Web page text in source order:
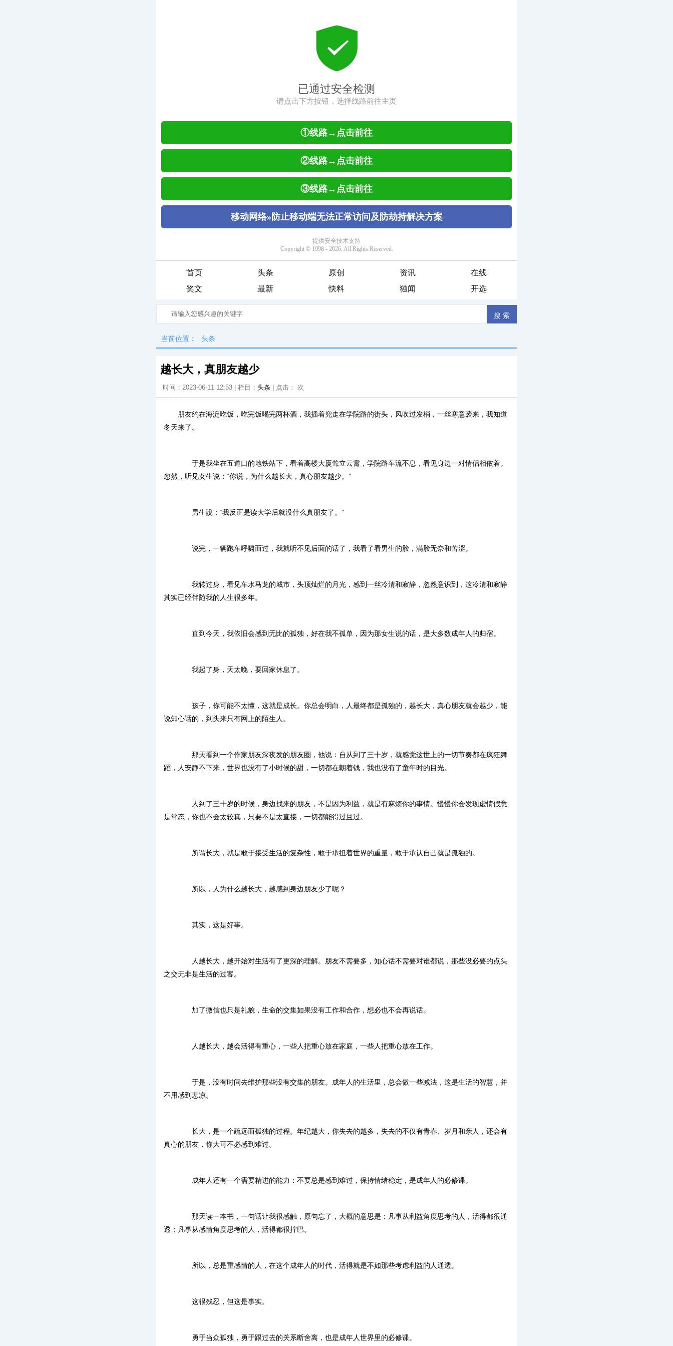
首页 头条 原创 资讯
在线
奖文
最新 快料 独闻 开选
当前位置： 头条
越长大，真朋友越少
时间：2023-06-11 12:53 | 栏目： 头条 | 点击： 次
朋友约在海淀吃饭，吃完饭喝完两杯酒，我插着兜走在学院路的街头，风吹过发梢，一丝寒意袭来，我知道
冬天来了。
于是我坐在五道口的地铁站下，看着高楼大厦耸立云霄，学院路车流不息，看见身边一对情侣相依着。
忽然，听见女生说：“你说，为什么越长大，真心朋友越少。”
男生說：“我反正是读大学后就没什么真朋友了。”
说完，一辆跑车呼啸而过，我就听不见后面的话了，我看了看男生的脸，满脸无奈和苦涩。
我转过身，看见车水马龙的城市，头顶灿烂的月光，感到一丝冷清和寂静，忽然意识到，这冷清和寂静
其实已经伴随我的人生很多年。
直到今天，我依旧会感到无比的孤独，好在我不孤单，因为那女生说的话，是大多数成年人的归宿。
我起了身，天太晚，要回家休息了。
孩子，你可能不太懂，这就是成长。你总会明白，人最终都是孤独的，越长大，真心朋友就会越少，能
说知心话的，到头来只有网上的陌生人。
那天看到一个作家朋友深夜发的朋友圈，他说：自从到了三十岁，就感觉这世上的一切节奏都在疯狂舞
蹈，人安静不下来，世界也没有了小时候的甜，一切都在朝着钱，我也没有了童年时的目光。
人到了三十岁的时候，身边找来的朋友，不是因为利益，就是有麻烦你的事情。慢慢你会发现虚情假意
是常态，你也不会太较真，只要不是太直接，一切都能得过且过。
所谓长大，就是敢于接受生活的复杂性，敢于承担着世界的重量，敢于承认自己就是孤独的。
所以，人为什么越长大，越感到身边朋友少了呢？
其实，这是好事。
人越长大，越开始对生活有了更深的理解。朋友不需要多，知心话不需要对谁都说，那些没必要的点头
之交无非是生活的过客。
加了微信也只是礼貌，生命的交集如果没有工作和合作，想必也不会再说话。
人越长大，越会活得有重心，一些人把重心放在家庭，一些人把重心放在工作。
于是，没有时间去维护那些没有交集的朋友。成年人的生活里，总会做一些减法，这是生活的智慧，并
不用感到悲凉。
长大，是一个疏远而孤独的过程。年纪越大，你失去的越多，失去的不仅有青春、岁月和亲人，还会有
真心的朋友，你大可不必感到难过。
成年人还有一个需要精进的能力：不要总是感到难过，保持情绪稳定，是成年人的必修课。
那天读一本书，一句话让我很感触，原句忘了，大概的意思是：凡事从利益角度思考的人，活得都很通
透；凡事从感情角度思考的人，活得都很拧巴。
所以，总是重感情的人，在这个成年人的时代，活得就是不如那些考虑利益的人通透。
这很残忍，但这是事实。
勇于当众孤独，勇于跟过去的关系断舍离，也是成年人世界里的必修课。